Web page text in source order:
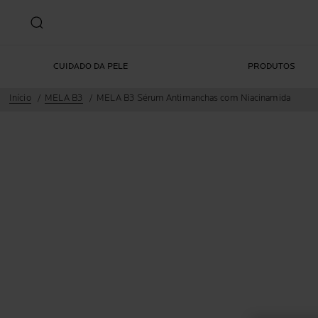
CUIDADO DA PELE PRODUTOS
Início MELA B3 MELA B3 Sérum Antimanchas com Niacinamida